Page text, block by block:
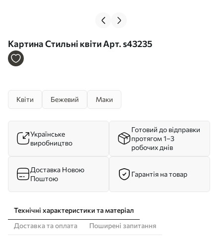
Картина Стильні квіти Арт. s43235
Квіти Бежевий Маки
Українське
виробництво
Готовий до відправки
протягом 1–3
робочих днів
Доставка Новою
Поштою
Гарантія на товар
Технічні характеристики та матеріал
Доставка та оплата
Поширені запитання